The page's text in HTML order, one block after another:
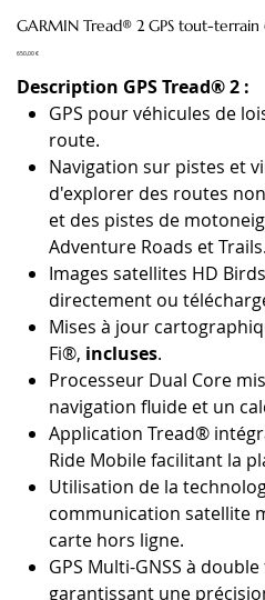
GARMIN Tread® 2 GPS tout-
Prix
650,00 €
Description GPS Tread® 2 :
GPS pour véhicules de
route.
Navigation sur pistes et
d'explorer des routes
et des pistes de
Adventure Roads et Trails.
Images satellites HD
directement ou
Mises à jour
Fi®, incluses.
Processeur Dual Core
navigation fluide et un
Application Tread®
Ride Mobile facilitant la
Utilisation de la
communication satellite
carte hors ligne.
GPS Multi-GNSS à
garantissant une